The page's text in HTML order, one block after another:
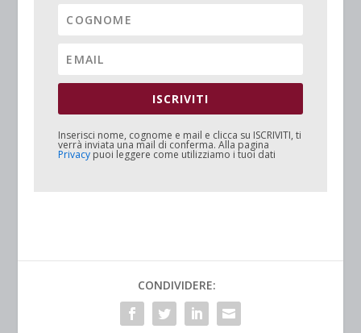
ISCRIVITI
Inserisci nome, cognome e mail e clicca su ISCRIVITI, ti
verrà inviata una mail di conferma. Alla pagina
Privacy puoi leggere come utilizziamo i tuoi dati
CONDIVIDERE: